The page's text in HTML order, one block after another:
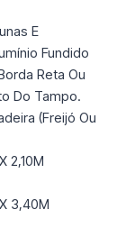
E
Fundido
Reta Ou
Do Tampo.
(Freijó Ou
2,10M
3,40M